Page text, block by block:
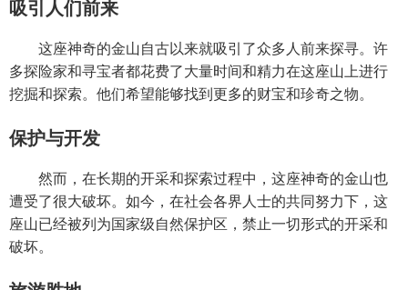
吸引人们前来
这座神奇的金山自古以来就吸引了众多人前来探寻。许
多探险家和寻宝者都花费了大量时间和精力在这座山上进行
挖掘和探索。他们希望能够找到更多的财宝和珍奇之物。
保护与开发
然而，在长期的开采和探索过程中，这座神奇的金山也
遭受了很大破坏。如今，在社会各界人士的共同努力下，这
座山已经被列为国家级自然保护区，禁止一切形式的开采和
破坏。